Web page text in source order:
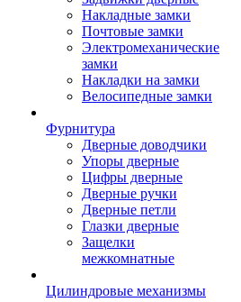
Накладные замки
Почтовые замки
Электромеханические
замки
Накладки на замки
Велосипедные замки
Фурнитура
Дверные доводчики
Упоры дверные
Цифры дверные
Дверные ручки
Дверные петли
Глазки дверные
Защелки
межкомнатные
Цилиндровые механизмы